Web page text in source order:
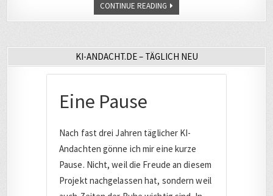
CONTINUE READING
KI-ANDACHT.DE – TÄGLICH NEU